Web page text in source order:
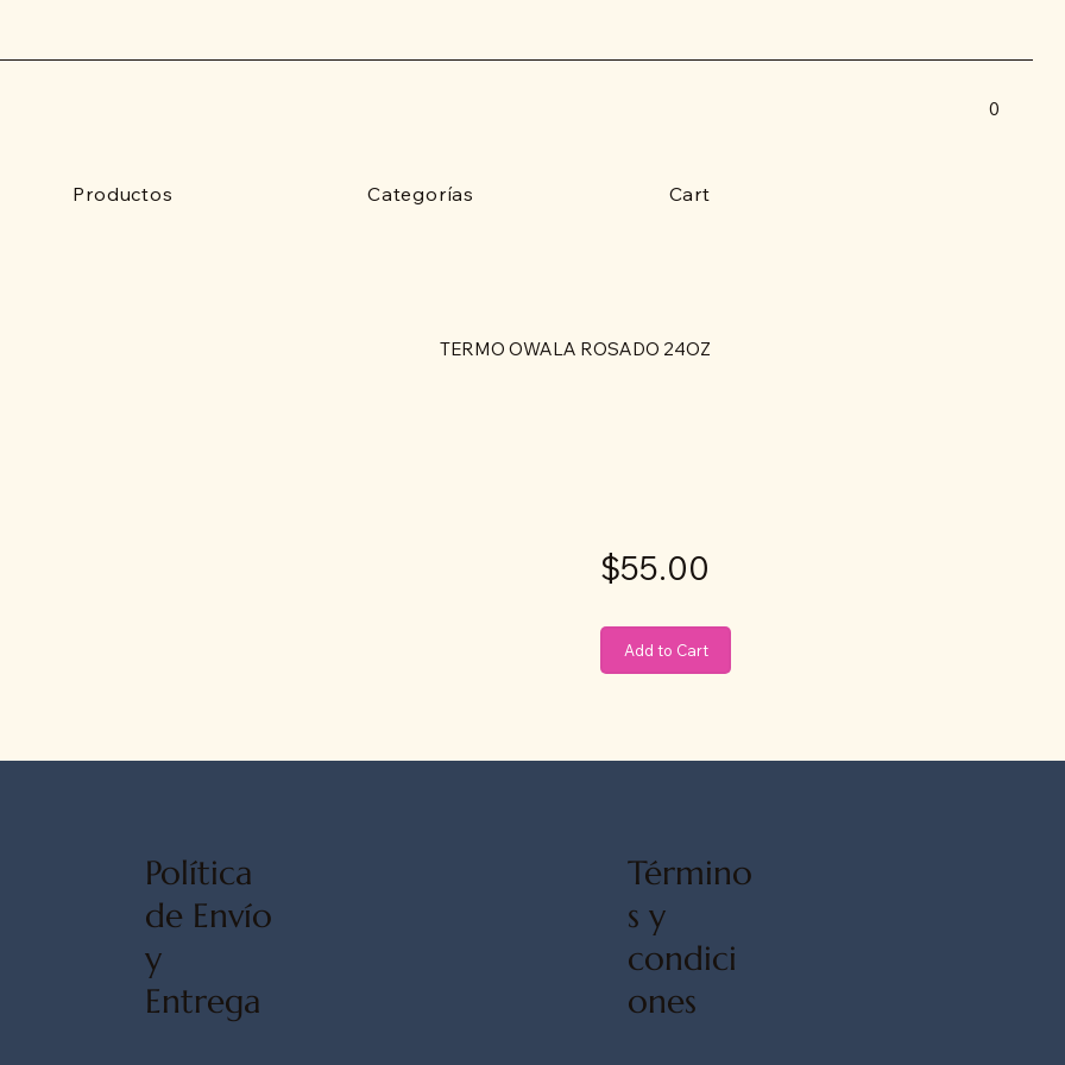
Productos Categorías Cart
0
Add to Cart
TERMO OWALA ROSADO 24OZ
$55.00
Término
s y
condici
ones
Política
de Envío
y
Entrega